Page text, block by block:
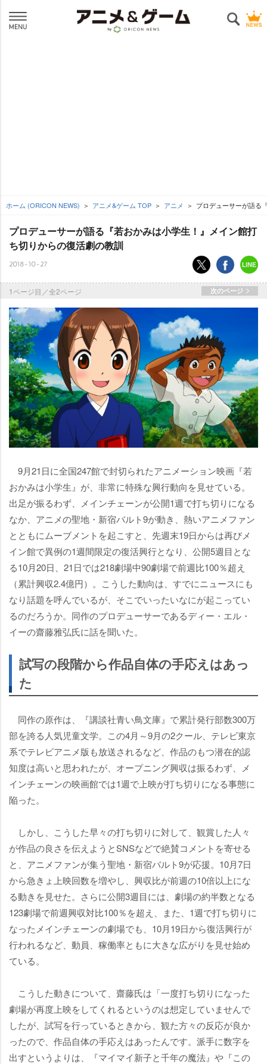
ホーム (ORICON NEWS) アニメ&ゲーム TOP アニメ プロデューサーが語る
プロデューサーが語る『若おかみは小学生！』メイン館打
ち切りからの復活劇の教訓
2018-10-27
1ページ目／全2ページ 次のページ
9月21日に全国247館で封切られたアニメーション映画『若
おかみは小学生』が、非常に特殊な興行動向を見せている。
出足が振るわず、メインチェーンが公開1週で打ち切りになる
なか、アニメの聖地・新宿バルト9が動き、熱いアニメファン
とともにムーブメントを起こすと、先週末19日からは再びメ
イン館で異例の1週間限定の復活興行となり、公開5週目とな
る10月20日、21日では218劇場中90劇場で前週比100％超え
（累計興収2.4億円）。こうした動向は、すでにニュースにも
なり話題を呼んでいるが、そこでいったいなにが起こってい
るのだろうか。同作のプロデューサーであるディー・エル・
イーの齋藤雅弘氏に話を聞いた。
試写の段階から作品自体の手応えはあっ
た
同作の原作は、『講談社青い鳥文庫』で累計発行部数300万
部を誇る人気児童文学。この4月～9月の2クール、テレビ東京
系でテレビアニメ版も放送されるなど、作品のもつ潜在的認
知度は高いと思われたが、オープニング興収は振るわず、メ
インチェーンの映画館では1週で上映が打ち切りになる事態に
陥った。
しかし、こうした早々の打ち切りに対して、観賞した人々
が作品の良さを伝えようとSNSなどで絶賛コメントを寄せる
と、アニメファンが集う聖地・新宿バルト9が応援。10月7日
から急きょ上映回数を増やし、興収比が前週の10倍以上にな
る動きを見せた。さらに公開3週目には、劇場の約半数となる
123劇場で前週興収対比100％を超え、また、1週で打ち切りに
なったメインチェーンの劇場でも、10月19日から復活興行が
行われるなど、動員、稼働率ともに大きな広がりを見せ始め
ている。
こうした動きについて、齋藤氏は「一度打ち切りになった
劇場が再度上映をしてくれるというのは想定していませんで
したが、試写を行っているときから、観た方々の反応が良か
ったので、作品自体の手応えはあったんです。派手に数字を
出すというよりは、『マイマイ新子と千年の魔法』や『この